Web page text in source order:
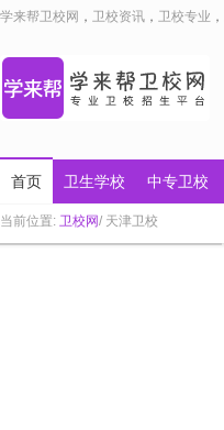
学来帮卫校网 ， 卫校资讯 ， 卫校专业 ，
首页 卫生学校 中专卫校
当前位置: 卫校网/ 天津卫校